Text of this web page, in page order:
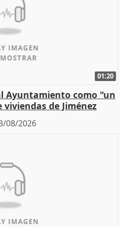
01:20
Ayuntamiento como "un
de Jiménez
08/2026